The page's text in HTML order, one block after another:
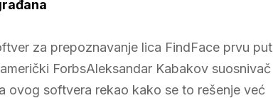
za prepoznavanje lica FindFace prvu put
ForbsAleksandar Kabakov suosnivač
ovog softvera rekao kako se to rešenje već